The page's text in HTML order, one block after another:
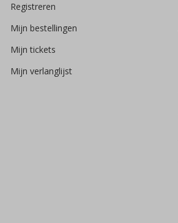
Registreren
Mijn bestellingen
Mijn tickets
Mijn verlanglijst